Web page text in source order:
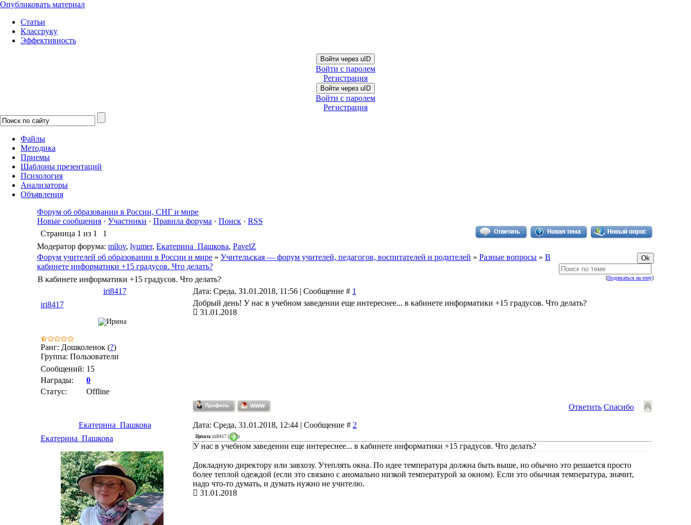
Опубликовать материал
Статьи
Классруку
Эффективность
Войти через uID
Войти с паролем
Регистрация
Войти через uID
Войти с паролем
Регистрация
Файлы
Методика
Приемы
Шаблоны презентаций
Психология
Анализаторы
Объявления
Форум об образовании в России, СНГ и мире
Новые сообщения · Участники · Правила форума · Поиск · RSS
Страница 1 из 1
1
Модератор форума: milov, lyumer, Екатерина_Пашкова, PavelZ
Форум учителей об образовании в России и мире » Учительская — форум учителей, педагогов, воспитателей и родителей » Разные вопросы » В
кабинете информатики +15 градусов. Что делать?
[Подписаться на тему]
В кабинете информатики +15 градусов. Что делать?
iri8417
Дата: Среда, 31.01.2018, 11:56 | Сообщение # 1
iri8417
Ранг: Дошколенок (?)
Группа: Пользователи
Сообщений: 15
Награды:
0
Статус:
Offline
Добрый день! У нас в учебном заведении еще интереснее... в кабинете информатики +15 градусов. Что делать?
31.01.2018
Ответить Спасибо
Екатерина_Пашкова Дата: Среда, 31.01.2018, 12:44 | Сообщение # 2
Екатерина_Пашкова
Цитата iri8417 ( )
У нас в учебном заведении еще интереснее... в кабинете информатики +15 градусов. Что делать?
Докладную директору или завхозу. Утеплять окна. По идее температура должна быть выше, но обычно это решается просто
более теплой одеждой (если это связано с аномально низкой температурой за окном). Если это обычная температура, значит,
надо что-то думать, и думать нужно не учителю.
31.01.2018